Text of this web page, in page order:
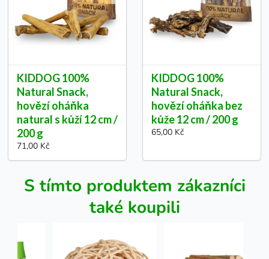
KIDDOG 100%
Natural Snack,
hovězí oháňka
natural s kůží 12 cm /
200 g
71,00 Kč
KIDDOG 100%
Natural Snack,
hovězí oháňka bez
kůže 12 cm / 200 g
65,00 Kč
S tímto produktem zákazníci
také koupili